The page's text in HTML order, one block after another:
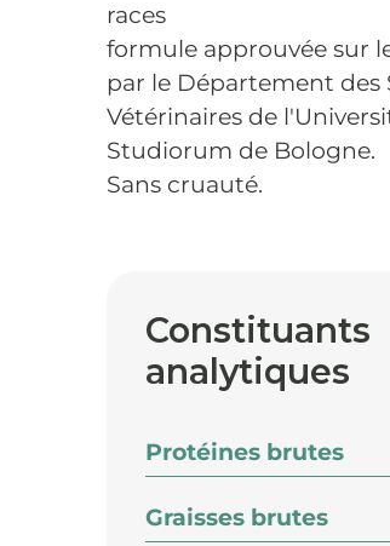
races
formule approuvée sur
par le Département des
Vétérinaires de
Studiorum de Bologne.
Sans cruauté.
Constituants
analytiques
Protéines brutes
Graisses brutes